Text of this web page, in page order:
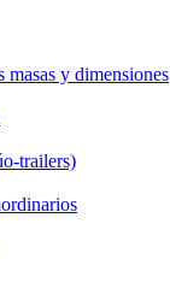
y dimensiones
trailers)